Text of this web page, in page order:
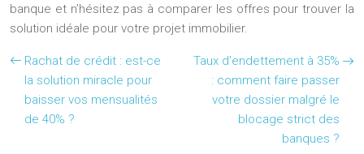
banque et n’hésitez pas à comparer les offres pour trouver la
solution idéale pour votre projet immobilier.
Rachat de crédit : est-ce
la solution miracle pour
baisser vos mensualités
de 40% ?
Taux d’endettement à 35%
: comment faire passer
votre dossier malgré le
blocage strict des
banques ?